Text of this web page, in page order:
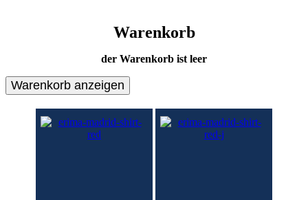
Warenkorb
der Warenkorb ist leer